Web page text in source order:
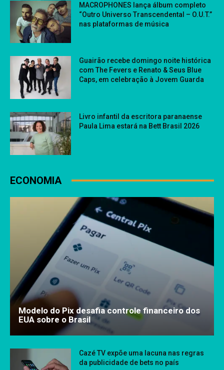
MACROPHONES lança álbum completo
“Outro Universo Transcendental – O.U.T.”
nas plataformas de música
Guairão recebe domingo noite histórica
com The Fevers e Renato & Seus Blue
Caps, em celebração à Jovem Guarda
Livro infantil da escritora paranaense
Paula Lima estará na Bett Brasil 2026
ECONOMIA
Modelo do Pix desafia controle financeiro dos
EUA sobre o Brasil
Cazé TV expõe uma lacuna nas regras
da publicidade de bets no país